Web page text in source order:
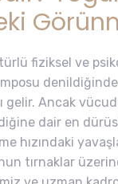
fiziksel ve
Ancak
dair en
hızındaki
tırnaklar